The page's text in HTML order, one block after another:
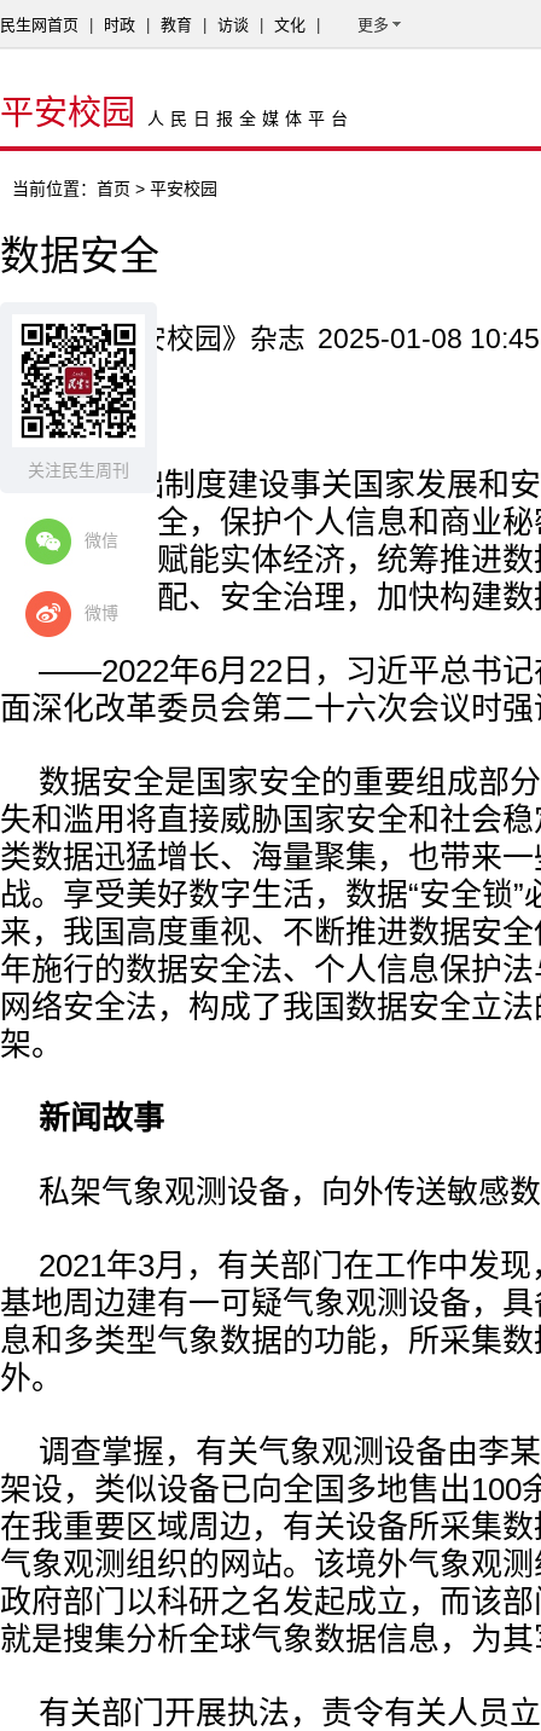
关注民生周刊
微信
微博
民生网首页 时政 教育 访谈 文化 更多
平安校园 人民日报全媒体平台
当前位置： 首页 > 平安校园
数据安全
来源：《平安校园》杂志 2025-01-08
金 句
数据基础制度建设事关国家发展和
国家数据安全，保护个人信息和商业
流通使用、赋能实体经济，统筹推进
易、收益分配、安全治理，加快构建
——2022年6月22日，习近平总书记
面深化改革委员会第二十六次会议时强
数据安全是国家安全的重要组成部
失和滥用将直接威胁国家安全和社会
类数据迅猛增长、海量聚集，也带来
战。享受美好数字生活，数据“安全锁”
来，我国高度重视、不断推进数据安
年施行的数据安全法、个人信息保护
网络安全法，构成了我国数据安全立
架。
新闻故事
私架气象观测设备，向外传送敏感
2021年3月，有关部门在工作中发
基地周边建有一可疑气象观测设备，
息和多类型气象数据的功能，所采集
外。
调查掌握，有关气象观测设备由李
架设，类似设备已向全国多地售出100
在我重要区域周边，有关设备所采集
气象观测组织的网站。该境外气象观
政府部门以科研之名发起成立，而该
就是搜集分析全球气象数据信息，为
有关部门开展执法，责令有关人员